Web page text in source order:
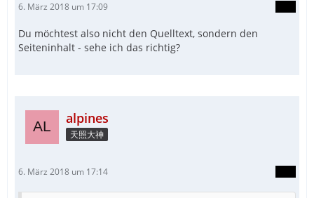
6. März 2018 um 17:09
Du möchtest also nicht den Quelltext, sondern den
Seiteninhalt - sehe ich das richtig?
alpines
天照大神
6. März 2018 um 17:14